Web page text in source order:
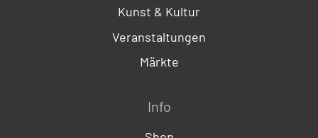
Kunst & Kultur
Veranstaltungen
Märkte
Info